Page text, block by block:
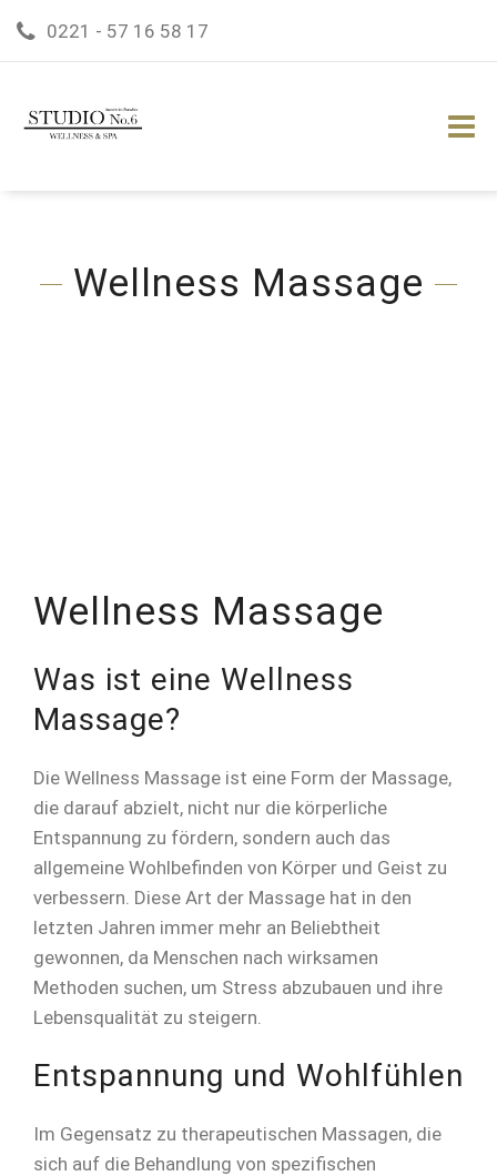
0221 - 57 16 58 17
Wellness Massage
Wellness Massage
Was ist eine Wellness
Massage?
Die Wellness Massage ist eine Form der Massage,
die darauf abzielt, nicht nur die körperliche
Entspannung zu fördern, sondern auch das
allgemeine Wohlbefinden von Körper und Geist zu
verbessern. Diese Art der Massage hat in den
letzten Jahren immer mehr an Beliebtheit
gewonnen, da Menschen nach wirksamen
Methoden suchen, um Stress abzubauen und ihre
Lebensqualität zu steigern.
Entspannung und Wohlfühlen
Im Gegensatz zu therapeutischen Massagen, die
sich auf die Behandlung von spezifischen